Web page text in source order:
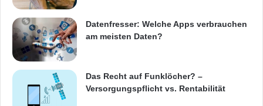
Datenfresser: Welche Apps verbrauchen
am meisten Daten?
Das Recht auf Funklöcher? –
Versorgungspflicht vs. Rentabilität